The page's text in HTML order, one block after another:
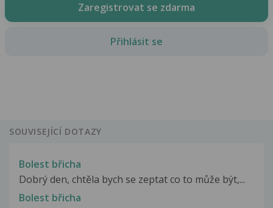
Zaregistrovat se zdarma
Přihlásit se
SOUVISEJÍCÍ DOTAZY
Bolest břicha
Dobrý den, chtěla bych se zeptat co to může být,...
Bolest břicha